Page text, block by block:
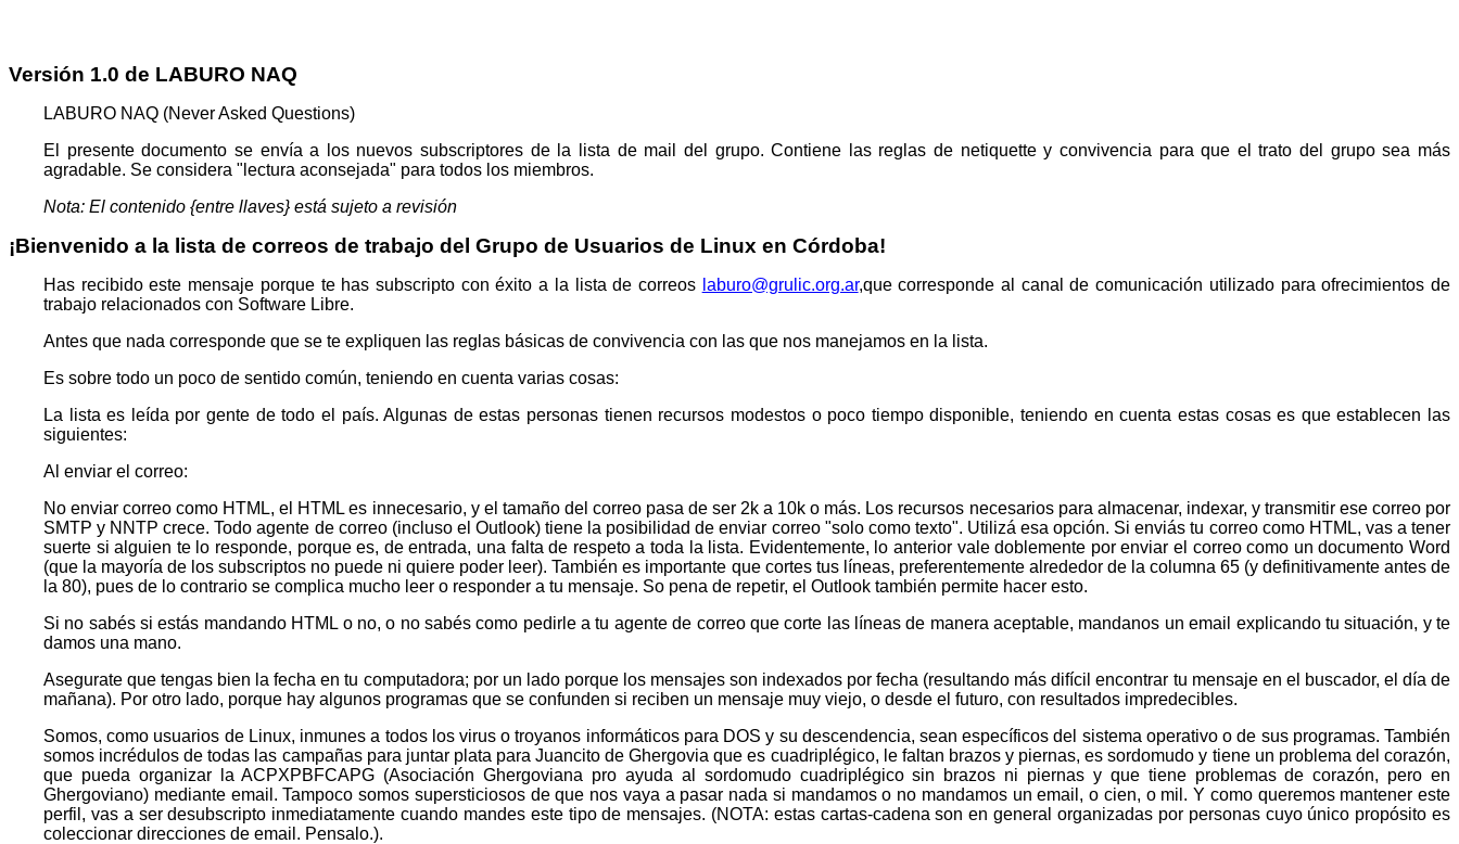
Versión 1.0 de LABURO NAQ
LABURO NAQ (Never Asked Questions)
El presente documento se envía a los nuevos subscriptores de la lista de mail del grupo. Contiene las reglas de netiquette y convivencia para que el trato del grupo sea más
agradable. Se considera "lectura aconsejada" para todos los miembros.
Nota: El contenido {entre llaves} está sujeto a revisión
¡Bienvenido a la lista de correos de trabajo del Grupo de Usuarios de Linux en Córdoba!
Has recibido este mensaje porque te has subscripto con éxito a la lista de correos laburo@grulic.org.ar,que corresponde al canal de comunicación utilizado para ofrecimientos de
trabajo relacionados con Software Libre.
Antes que nada corresponde que se te expliquen las reglas básicas de convivencia con las que nos manejamos en la lista.
Es sobre todo un poco de sentido común, teniendo en cuenta varias cosas:
La lista es leída por gente de todo el país. Algunas de estas personas tienen recursos modestos o poco tiempo disponible, teniendo en cuenta estas cosas es que establecen las
siguientes:
Al enviar el correo:
No enviar correo como HTML, el HTML es innecesario, y el tamaño del correo pasa de ser 2k a 10k o más. Los recursos necesarios para almacenar, indexar, y transmitir ese correo por
SMTP y NNTP crece. Todo agente de correo (incluso el Outlook) tiene la posibilidad de enviar correo "solo como texto". Utilizá esa opción. Si enviás tu correo como HTML, vas a tener
suerte si alguien te lo responde, porque es, de entrada, una falta de respeto a toda la lista. Evidentemente, lo anterior vale doblemente por enviar el correo como un documento Word
(que la mayoría de los subscriptos no puede ni quiere poder leer). También es importante que cortes tus líneas, preferentemente alrededor de la columna 65 (y definitivamente antes de
la 80), pues de lo contrario se complica mucho leer o responder a tu mensaje. So pena de repetir, el Outlook también permite hacer esto.
Si no sabés si estás mandando HTML o no, o no sabés como pedirle a tu agente de correo que corte las líneas de manera aceptable, mandanos un email explicando tu situación, y te
damos una mano.
Asegurate que tengas bien la fecha en tu computadora; por un lado porque los mensajes son indexados por fecha (resultando más difícil encontrar tu mensaje en el buscador, el día de
mañana). Por otro lado, porque hay algunos programas que se confunden si reciben un mensaje muy viejo, o desde el futuro, con resultados impredecibles.
Somos, como usuarios de Linux, inmunes a todos los virus o troyanos informáticos para DOS y su descendencia, sean específicos del sistema operativo o de sus programas. También
somos incrédulos de todas las campañas para juntar plata para Juancito de Ghergovia que es cuadriplégico, le faltan brazos y piernas, es sordomudo y tiene un problema del corazón,
que pueda organizar la ACPXPBFCAPG (Asociación Ghergoviana pro ayuda al sordomudo cuadriplégico sin brazos ni piernas y que tiene problemas de corazón, pero en
Ghergoviano) mediante email. Tampoco somos supersticiosos de que nos vaya a pasar nada si mandamos o no mandamos un email, o cien, o mil. Y como queremos mantener este
perfil, vas a ser desubscripto inmediatamente cuando mandes este tipo de mensajes. (NOTA: estas cartas-cadena son en general organizadas por personas cuyo único propósito es
coleccionar direcciones de email. Pensalo.).